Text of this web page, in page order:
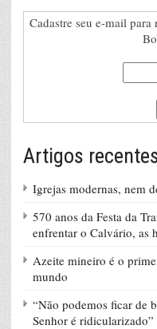
Cadastre seu e-mail
Artigos
Igrejas modernas, nem
570 anos da Festa da
enfrentar o Calvário, as
Azeite mineiro é o
mundo
“Não podemos ficar de
Senhor é ridicularizado”